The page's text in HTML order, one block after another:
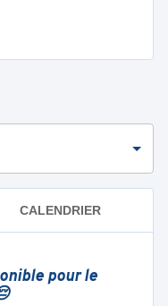
CALENDRIER
pour le